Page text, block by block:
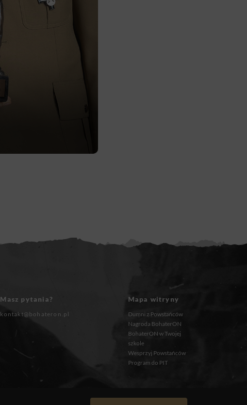
Masz pytania?
kontakt@bohateron.pl
Mapa witryny
Dumni z Powstańców
Nagroda BohaterON
BohaterON w Twojej
szkole
Wesprzyj Powstańców
Program do PIT